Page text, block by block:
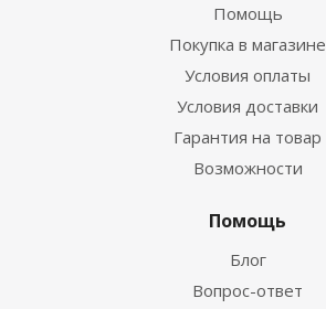
Помощь
Покупка в магазине
Условия оплаты
Условия доставки
Гарантия на товар
Возможности
Помощь
Блог
Вопрос-ответ